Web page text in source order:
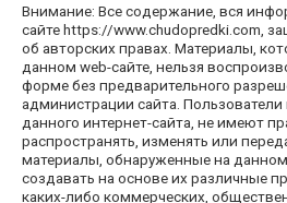
Внимание: Все содержание, вся
сайте https://www.chudopredki.com,
об авторских правах. Материалы,
данном web-сайте, нельзя
форме без предварительного
администрации сайта. Пользователи
данного интернет-сайта, не имеют
распространять, изменять или
материалы, обнаруженные на данном
создавать на основе их различные
каких-либо коммерческих,